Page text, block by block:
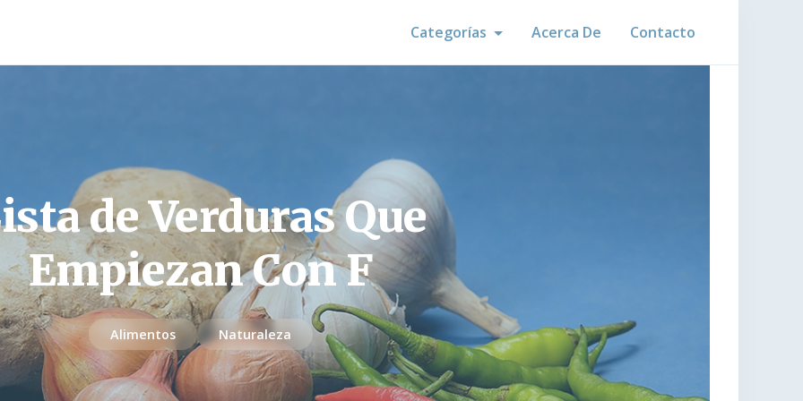
Categorías Acerca De Contacto
de Verduras Que
Empiezan Con F
Alimentos Naturaleza